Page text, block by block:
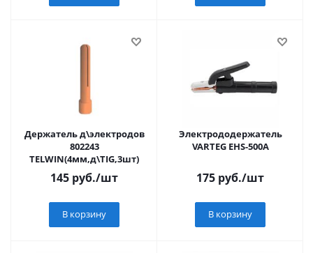
Держатель д\электродов
802243
TELWIN(4мм,д\TIG,3шт)
145 руб./шт
В корзину
Электрододержатель
VARTEG EHS-500A
175 руб./шт
В корзину